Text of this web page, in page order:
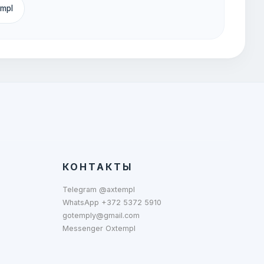
КОНТАКТЫ
Telegram @axtempl
WhatsApp +372 5372 5910
gotemply@gmail.com
Messenger Oxtempl